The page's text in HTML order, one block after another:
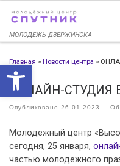
Открыть
Перейти к содержимому
МОЛОДЕЖЬ ДЗЕРЖИНСКА
Главная » Новости центра »
ОНЛАЙН-СТУДИЯ
Опубликовано 26.01.2023 -
Молодежный центр
сегодня, 25 января,
частью молодежного